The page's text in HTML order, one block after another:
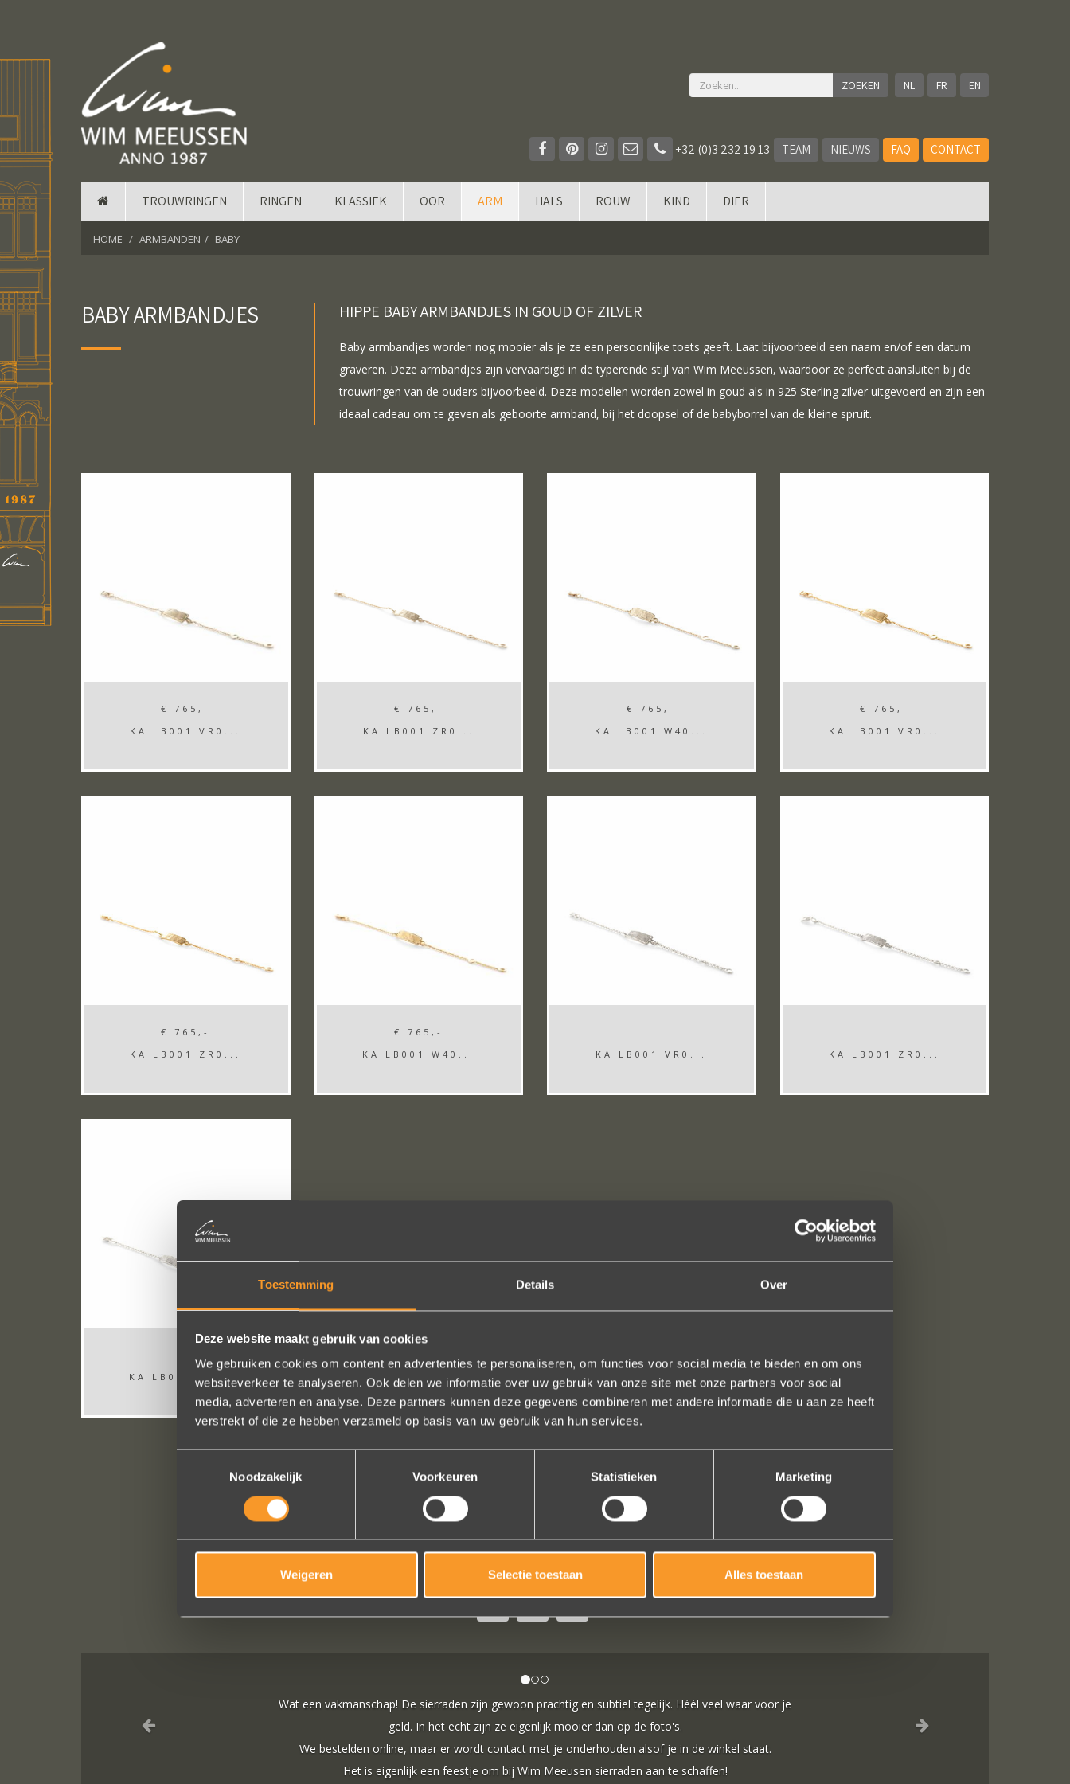
Toestemming Details Over
Deze website maakt gebruik van cookies
We gebruiken cookies om content en advertenties te personaliseren, om functies voor social media te bieden en om ons
websiteverkeer te analyseren. Ook delen we informatie over uw gebruik van onze site met onze partners voor social
media, adverteren en analyse. Deze partners kunnen deze gegevens combineren met andere informatie die u aan ze heeft
verstrekt of die ze hebben verzameld op basis van uw gebruik van hun services.
Noodzakelijk
Voorkeuren Statistieken Marketing
Weigeren Selectie toestaan Alles toestaan
NL FR EN
+32 (0)3 232 19 13 TEAM NIEUWS FAQ CONTACT
TROUWRINGEN RINGEN KLASSIEK OOR ARM HALS ROUW KIND DIER
HOME ARMBANDEN BABY
BABY ARMBANDJES HIPPE BABY ARMBANDJES IN GOUD OF ZILVER
Baby armbandjes worden nog mooier als je ze een persoonlijke toets geeft. Laat bijvoorbeeld een naam en/of een datum
graveren. Deze armbandjes zijn vervaardigd in de typerende stijl van Wim Meeussen, waardoor ze perfect aansluiten bij de
trouwringen van de ouders bijvoorbeeld. Deze modellen worden zowel in goud als in 925 Sterling zilver uitgevoerd en zijn een
ideaal cadeau om te geven als geboorte armband, bij het doopsel of de babyborrel van de kleine spruit.
€ 765,-
KA LB001 VR0...
€ 765,-
KA LB001 ZR0...
€ 765,-
KA LB001 W40...
€ 765,-
KA LB001 VR0...
€ 765,-
KA LB001 ZR0...
€ 765,-
KA LB001 W40...
KA LB001 VR0... KA LB001 ZR0...
KA LB001 W40...
zijn gewoon prachtig en subtiel tegelijk. Héél veel waar voor je
echt zijn ze eigenlijk mooier dan op de foto's.
er wordt contact met je onderhouden alsof je in de winkel staat.
Wat een prachtige ervaring ! Heel professioneel team, persoonlijk
service, punctueel in het uitvoeren van de bestelling, permanent
van van de ringen (we wonen in het buitenland). Alles tip top en dat